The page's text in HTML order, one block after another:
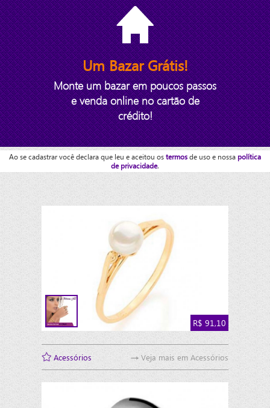
Um Bazar Grátis!
Monte um bazar em poucos passos
e venda online no cartão de
crédito!
Ao se cadastrar você declara que leu e aceitou os termos de uso e nossa política
de privacidade.
Acessórios
anel folheado a ouro rommanel solitário com
pérola de 6 mm. >>>>>> nos pergunte antes de
>>>>>pedidos feitos até as 12:00 hrs horário
R$ 91,10
Acessórios Veja mais em Acessórios